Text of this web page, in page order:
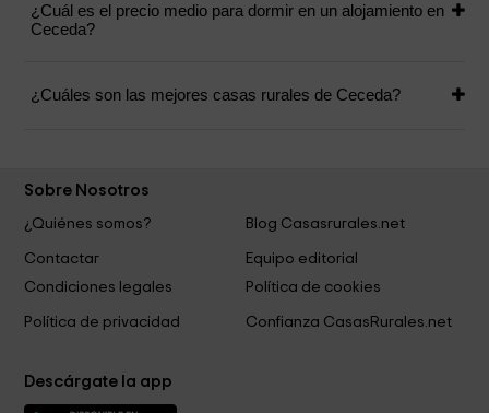
¿Cuál es el precio medio para dormir en un alojamiento en
Ceceda?
¿Cuáles son las mejores casas rurales de Ceceda?
Sobre Nosotros
¿Quiénes somos?
Blog Casasrurales.net
Contactar
Equipo editorial
Condiciones legales
Política de cookies
Política de privacidad Confianza CasasRurales.net
Descárgate la app